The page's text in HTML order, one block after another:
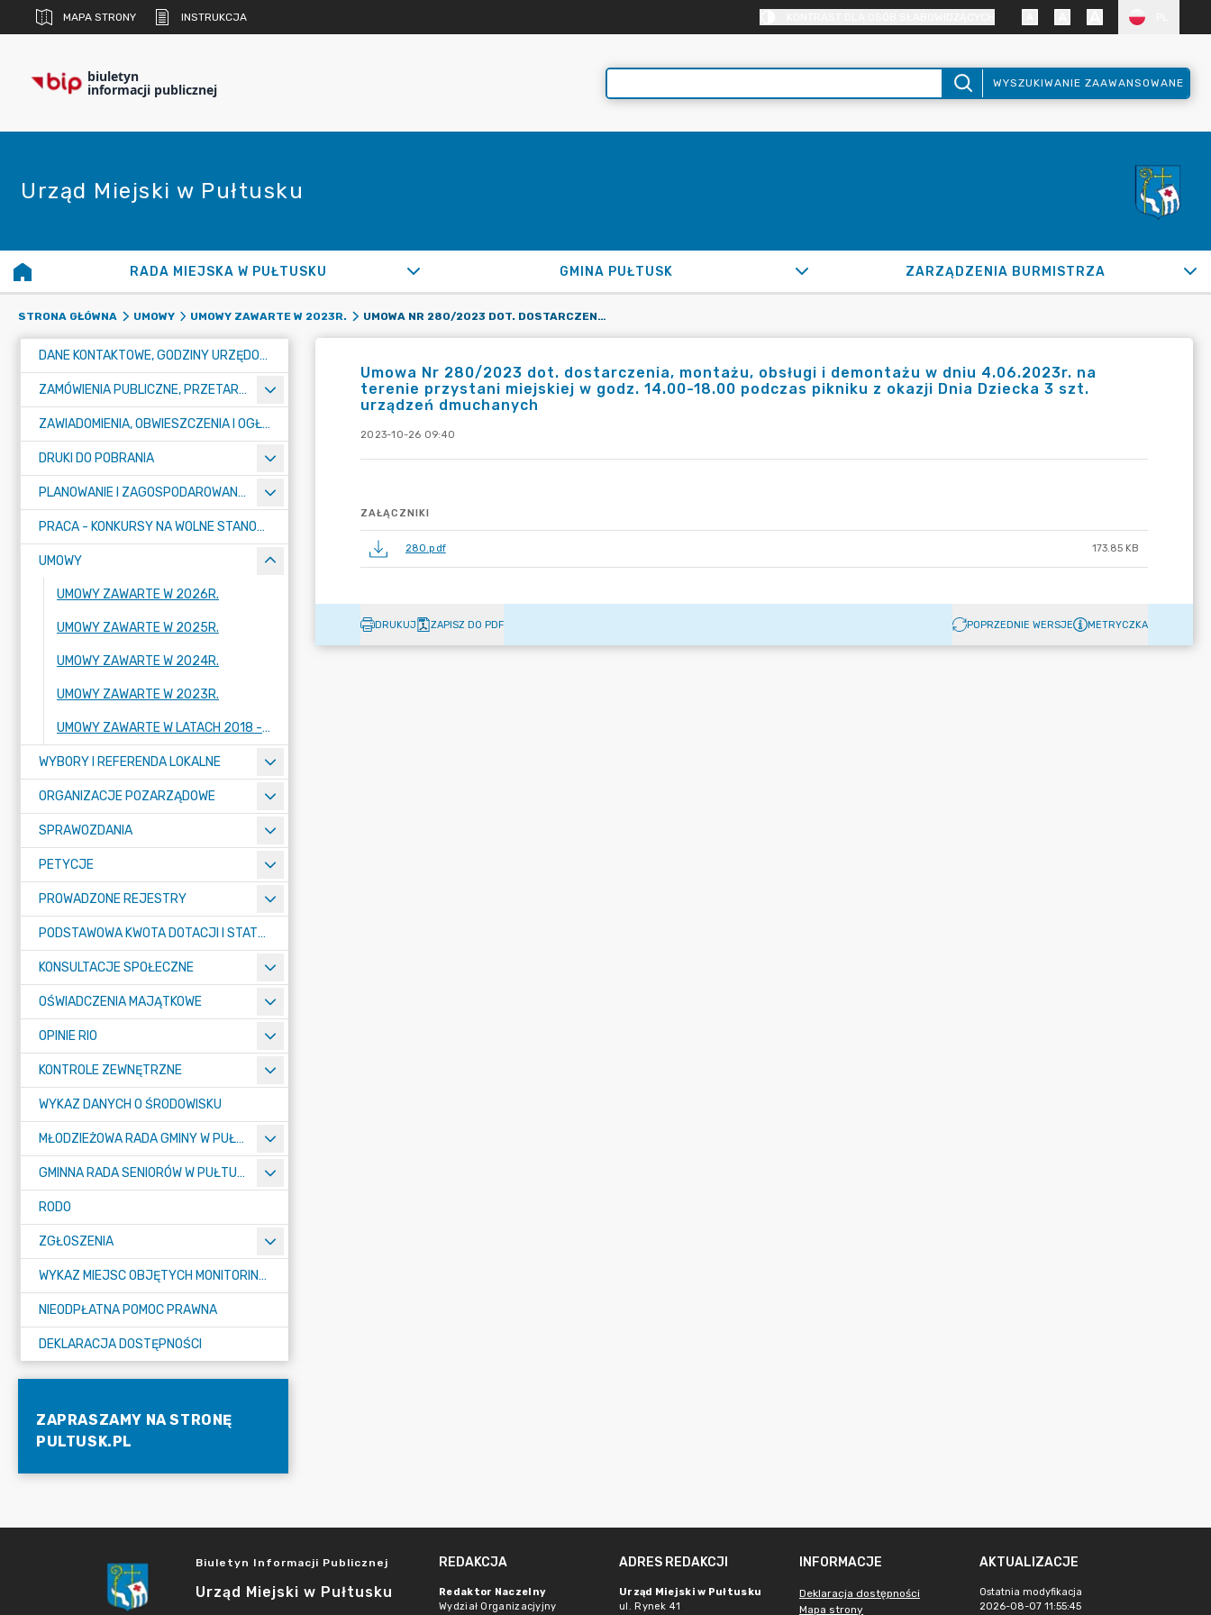
MAPA STRONY INSTRUKCJA
biuletyn
informacji publicznej WYSZUKIWANIE ZAAWANSOWANE
Urząd Miejski w Pułtusku
RADA MIEJSKA W PUŁTUSKU GMINA PUŁTUSK ZARZĄDZENIA BURMISTRZA
STRONA GŁÓWNA UMOWY UMOWY ZAWARTE W 2023R. UMOWA NR 280/2023 DOT. DOSTARCZENIA, MONTAŻU, OBSŁUGI I DEMONTAŻU W DNIU 4.06.2023R. NA TERENIE PRZYSTANI MIEJSKIEJ W GODZ. 14.00-18.00 PODCZAS PIKNIKU Z OKAZJI DNIA DZIECKA 3 SZT. URZĄDZEŃ DMUCHANYCH
DANE KONTAKTOWE, GODZINY URZĘDOWANIA I NUMER KONTA BANKOWEGO
ZAMÓWIENIA PUBLICZNE, PRZETARGI, KONKURSY
ZAWIADOMIENIA, OBWIESZCZENIA I OGŁOSZENIA
DRUKI DO POBRANIA
PLANOWANIE I ZAGOSPODAROWANIE PRZESTRZENNE
PRACA - KONKURSY NA WOLNE STANOWISKA
UMOWY
UMOWY ZAWARTE W 2026R.
UMOWY ZAWARTE W 2025R.
UMOWY ZAWARTE W 2024R.
UMOWY ZAWARTE W 2023R.
UMOWY ZAWARTE W LATACH 2018 - 2022
WYBORY I REFERENDA LOKALNE
ORGANIZACJE POZARZĄDOWE
SPRAWOZDANIA
PETYCJE
PROWADZONE REJESTRY
PODSTAWOWA KWOTA DOTACJI I STATYSTYCZNA LICZBA UCZNIÓW
KONSULTACJE SPOŁECZNE
OŚWIADCZENIA MAJĄTKOWE
OPINIE RIO
KONTROLE ZEWNĘTRZNE
WYKAZ DANYCH O ŚRODOWISKU
MŁODZIEŻOWA RADA GMINY W PUŁTUSKU
GMINNA RADA SENIORÓW W PUŁTUSKU
RODO
ZGŁOSZENIA
WYKAZ MIEJSC OBJĘTYCH MONITORINGIEM
NIEODPŁATNA POMOC PRAWNA
DEKLARACJA DOSTĘPNOŚCI
ZAPRASZAMY NA STRONĘ
PULTUSK.PL
Umowa Nr 280/2023 dot. dostarczenia, montażu, obsługi i demontażu w dniu 4.06.2023r. na
terenie przystani miejskiej w godz. 14.00-18.00 podczas pikniku z okazji Dnia Dziecka 3 szt.
urządzeń dmuchanych
2023-10-26 09:40
ZAŁĄCZNIKI
280.pdf 173.85 KB
DRUKUJ ZAPISZ DO PDF POPRZEDNIE WERSJE METRYCZKA
Biuletyn Informacji Publicznej
Urząd Miejski w Pułtusku
REDAKCJA
Redaktor Naczelny
Wydział Organizacjyjny
ADRES REDAKCJI
Urząd Miejski w Pułtusku
ul. Rynek 41
INFORMACJE
Deklaracja dostępności
Mapa strony
AKTUALIZACJE
Ostatnia modyfikacja
2026-08-07 11:55:45